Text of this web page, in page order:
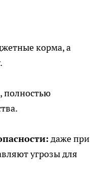
корма, а
полностью
даже при
угрозы для